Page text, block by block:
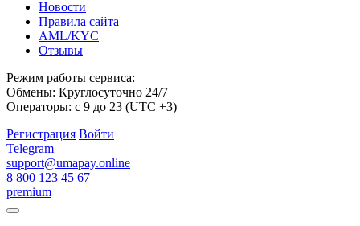
Новости
Правила сайта
AML/KYC
Отзывы
Режим работы сервиса:
Обмены: Круглосуточно 24/7
Операторы: с 9 до 23 (UTC +3)
Регистрация Войти
Telegram
support@umapay.online
8 800 123 45 67
premium